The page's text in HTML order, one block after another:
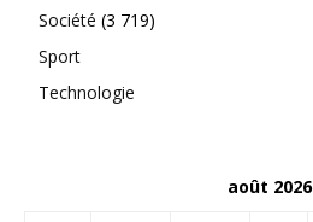
Société (3 719)
Sport
Technologie
août 2026